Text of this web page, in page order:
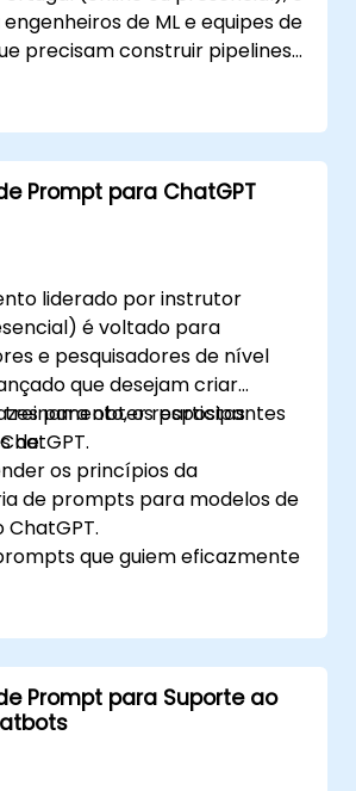
de ML e equipes de
precisam construir pipelines
LLMs em escala.
Prompt para ChatGPT
liderado por instrutor
é voltado para
e pesquisadores de nível
que desejam criar
para obter respostas
treinamento, os participantes
de:
os princípios da
de prompts para modelos de
ChatGPT.
que guiem eficazmente
éticas na criação
e adaptar-se à evolução do
interações com IA.
Prompt para Suporte ao